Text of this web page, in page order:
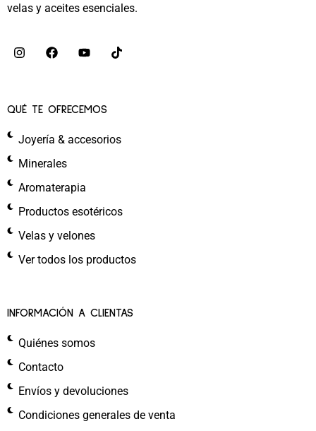
velas y aceites esenciales.
QUÉ TE OFRECEMOS
Joyería & accesorios
Minerales
Aromaterapia
Productos esotéricos
Velas y velones
Ver todos los productos
INFORMACIÓN A CLIENTAS
Quiénes somos
Contacto
Envíos y devoluciones
Condiciones generales de venta